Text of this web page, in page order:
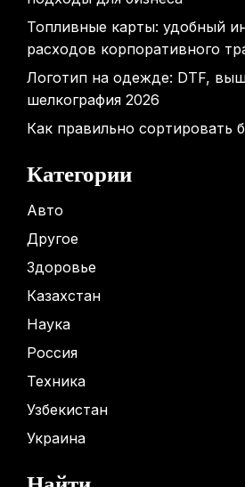
Топливные карты: удобный
расходов корпоративного
Логотип на одежде: DTF,
шелкография 2026
Как правильно сортировать
Категории
Авто
Другое
Здоровье
Казахстан
Наука
Россия
Техника
Узбекистан
Украина